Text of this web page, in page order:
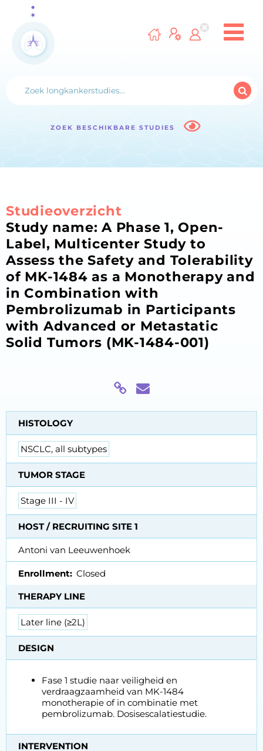
ZOEK BESCHIKBARE STUDIES
Studieoverzicht
Study name: A Phase 1, Open-
Label, Multicenter Study to
Assess the Safety and Tolerability
of MK-1484 as a Monotherapy and
in Combination with
Pembrolizumab in Participants
with Advanced or Metastatic
Solid Tumors (MK-1484-001)
HISTOLOGY
NSCLC, all subtypes
TUMOR STAGE
Stage III - IV
HOST / RECRUITING SITE 1
Antoni van Leeuwenhoek
Enrollment Closed
THERAPY LINE
Later line (≥2L)
DESIGN
Fase 1 studie naar veiligheid en
verdraagzaamheid van MK-1484
monotherapie of in combinatie met
pembrolizumab. Dosisescalatiestudie.
INTERVENTION